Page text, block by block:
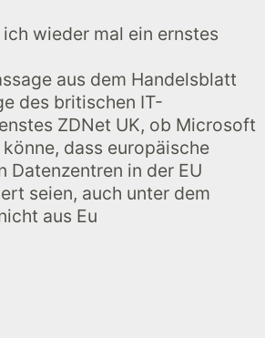
wieder mal ein ernstes
aus dem Handelsblatt
des britischen IT-
ZDNet UK, ob Microsoft
dass europäische
Datenzentren in der EU
seien, auch unter dem
aus Eu